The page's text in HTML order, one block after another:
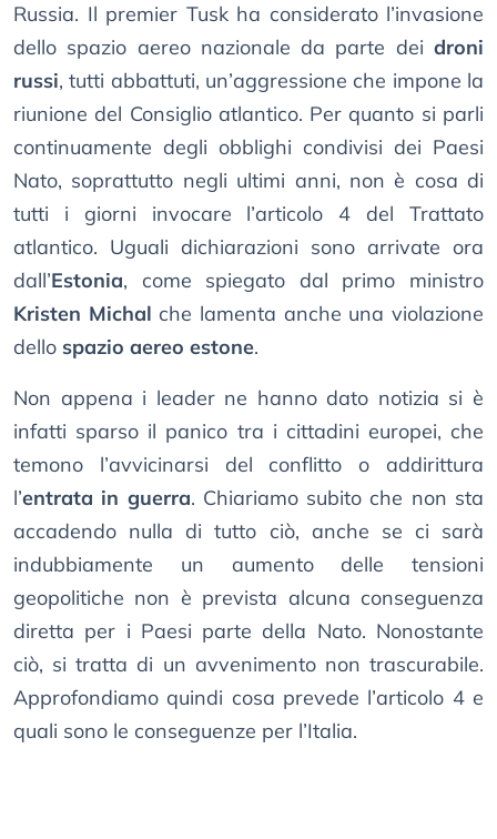
Russia. Il premier Tusk ha considerato l’invasione
dello spazio aereo nazionale da parte dei droni
russi, tutti abbattuti, un’aggressione che impone la
riunione del Consiglio atlantico. Per quanto si parli
continuamente degli obblighi condivisi dei Paesi
Nato, soprattutto negli ultimi anni, non è cosa di
tutti i giorni invocare l’articolo 4 del Trattato
atlantico. Uguali dichiarazioni sono arrivate ora
dall’Estonia, come spiegato dal primo ministro
Kristen Michal che lamenta anche una violazione
dello spazio aereo estone.
Non appena i leader ne hanno dato notizia si è
infatti sparso il panico tra i cittadini europei, che
temono l’avvicinarsi del conflitto o addirittura
l’entrata in guerra. Chiariamo subito che non sta
accadendo nulla di tutto ciò, anche se ci sarà
indubbiamente un aumento delle tensioni
geopolitiche non è prevista alcuna conseguenza
diretta per i Paesi parte della Nato. Nonostante
ciò, si tratta di un avvenimento non trascurabile.
Approfondiamo quindi cosa prevede l’articolo 4 e
quali sono le conseguenze per l’Italia.